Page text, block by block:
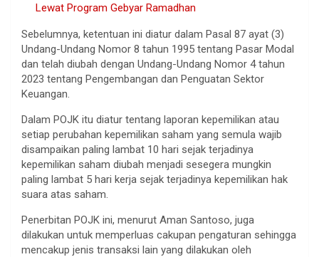
Lewat Program Gebyar Ramadhan
Sebelumnya, ketentuan ini diatur dalam Pasal 87 ayat (3)
Undang-Undang Nomor 8 tahun 1995 tentang Pasar Modal
dan telah diubah dengan Undang-Undang Nomor 4 tahun
2023 tentang Pengembangan dan Penguatan Sektor
Keuangan.
Dalam POJK itu diatur tentang laporan kepemilikan atau
setiap perubahan kepemilikan saham yang semula wajib
disampaikan paling lambat 10 hari sejak terjadinya
kepemilikan saham diubah menjadi sesegera mungkin
paling lambat 5 hari kerja sejak terjadinya kepemilikan hak
suara atas saham.
Penerbitan POJK ini, menurut Aman Santoso, juga
dilakukan untuk memperluas cakupan pengaturan sehingga
mencakup jenis transaksi lain yang dilakukan oleh